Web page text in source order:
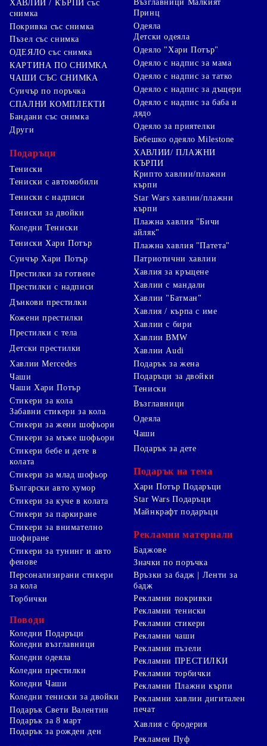
ХАВЛИИ / КЪРПИ със
снимка
Покривка със снимка
Пъзел със снимка
ОДЕЯЛО със снимка
КАРТИНА ПО СНИМКА
ЧАШИ СЪС СНИМКА
Суичър по поръчка
СПАЛНИ КОМПЛЕКТИ
Бандани със снимка
Други
Подаръци
Тениски
Тениски с автомобили
Тениски с надписи
Тениски за двойки
Коледни Тениски
Тениски Хари Потър
Суичър Хари Потър
Престилки за готвене
Престилки с надписи
Дънкови престилки
Кожени престилки
Престилки с тела
Детски престилки
Възглавници Малкият
Принц
Одеяла
Детски одеяла
Одеяло "Хари Потър"
Одеяло с надпис за мама
Одеяло с надпис за татко
Одеяло с надпис за дъщери
Одеяло с надпис за баба и
дядо
Одеяло за приятелки
Бебешко одеяло Milestone
ХАВЛИИ/ ПЛАЖНИ
КЪРПИ
Крипто хавлии/плажни
кърпи
Star Wars хавлии/плажни
кърпи
Плажна хавлия "Бичи
айляк"
Плажна хавлия "Патета"
Патриотични хавлии
Хавлия за кръщене
Хавлии с мандали
Хавлии "Батман"
Хавлия / кърпа с име
Хавлии с бири
Хавлии BMW
Хавлии Audi
Хавлии Mercedes
Чаши
Чаши Хари Потър
Стикери за кола
Забавни стикери за кола
Стикери за жени шофьори
Стикери за мъже шофьори
Стикери бебе и дете в
колата
Стикери за млад шофьор
Български авто хумор
Стикери за куче в колата
Стикери за паркиране
Стикери за внимателно
шофиране
Стикери за тунинг и авто
фенове
Персонализирани стикери
за кола
Торбички
Поводи
Коледни Подаръци
Коледни възглавници
Коледни одеяла
Коледни престилки
Коледни Чаши
Коледни тениски за двойки
Подарък Свети Валентин
Подарък за 8 март
Подарък за рожден ден
Подарък за жена
Подаръци за двойки
Тениски
Възглавници
Одеяла
Чаши
Подарък за дете
Подарък на тема
Хари Потър Подаръци
Star Wars Подаръци
Майнкрафт подаръци
Рекламни материали
Баджове
Значки по поръчка
Връзки за бадж | Ленти за
бадж
Рекламни покривки
Рекламни тениски
Рекламни стикери
Рекламни чаши
Рекламни пъзели
Рекламни ПРЕСТИЛКИ
Рекламни торбички
Рекламни Плажни кърпи
Рекламни хавлии дигитален
печат
Хавлия с бродерия
Рекламен Пуф